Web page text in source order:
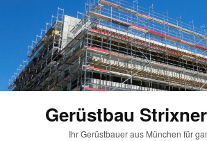
Gerüstbau
Ihr Gerüstbauer aus München für